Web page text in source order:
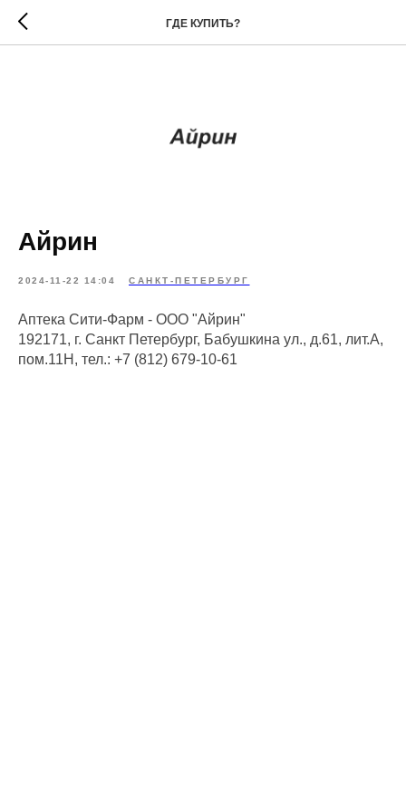
ГДЕ КУПИТЬ?
Айрин
2024-11-22 14:04 САНКТ-ПЕТЕРБУРГ
Аптека Сити-Фарм - ООО "Айрин"
192171, г. Санкт Петербург, Бабушкина ул., д.61, лит.А,
пом.11Н, тел.: +7 (812) 679-10-61